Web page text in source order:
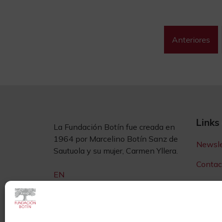
Anteriores
La Fundación Botín fue creada en
1964 por Marcelino Botín Sanz de
Sautuola y su mujer, Carmen Yllera.
EN
Sedes